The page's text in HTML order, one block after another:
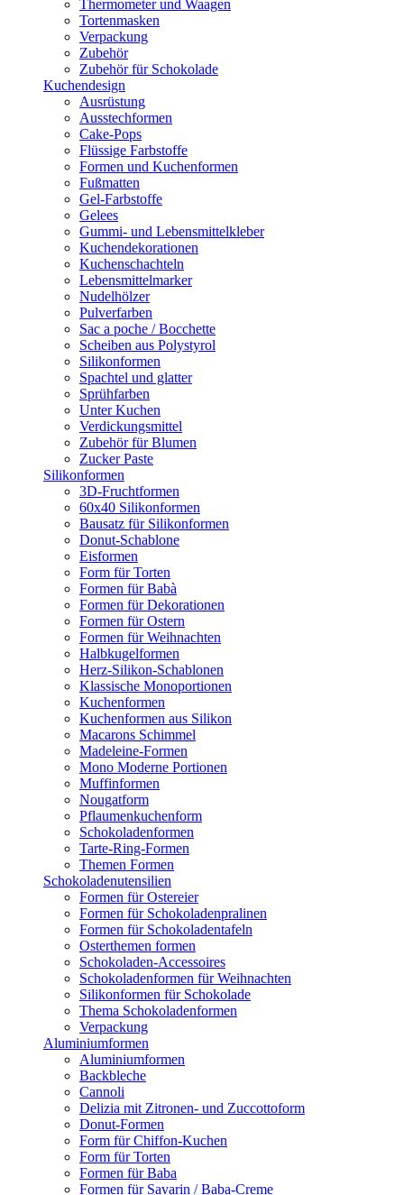
Thermometer und Waagen
Tortenmasken
Verpackung
Zubehör
Zubehör für Schokolade
Kuchendesign
Ausrüstung
Ausstechformen
Cake-Pops
Flüssige Farbstoffe
Formen und Kuchenformen
Fußmatten
Gel-Farbstoffe
Gelees
Gummi- und Lebensmittelkleber
Kuchendekorationen
Kuchenschachteln
Lebensmittelmarker
Nudelhölzer
Pulverfarben
Sac a poche / Bocchette
Scheiben aus Polystyrol
Silikonformen
Spachtel und glatter
Sprühfarben
Unter Kuchen
Verdickungsmittel
Zubehör für Blumen
Zucker Paste
Silikonformen
3D-Fruchtformen
60x40 Silikonformen
Bausatz für Silikonformen
Donut-Schablone
Eisformen
Form für Torten
Formen für Babà
Formen für Dekorationen
Formen für Ostern
Formen für Weihnachten
Halbkugelformen
Herz-Silikon-Schablonen
Klassische Monoportionen
Kuchenformen
Kuchenformen aus Silikon
Macarons Schimmel
Madeleine-Formen
Mono Moderne Portionen
Muffinformen
Nougatform
Pflaumenkuchenform
Schokoladenformen
Tarte-Ring-Formen
Themen Formen
Schokoladenutensilien
Formen für Ostereier
Formen für Schokoladenpralinen
Formen für Schokoladentafeln
Osterthemen formen
Schokoladen-Accessoires
Schokoladenformen für Weihnachten
Silikonformen für Schokolade
Thema Schokoladenformen
Verpackung
Aluminiumformen
Aluminiumformen
Backbleche
Cannoli
Delizia mit Zitronen- und Zuccottoform
Donut-Formen
Form für Chiffon-Kuchen
Form für Torten
Formen für Baba
Formen für Savarin / Baba-Creme